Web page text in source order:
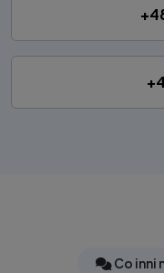
Co inni